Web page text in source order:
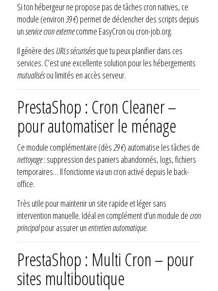
Si ton hébergeur ne propose pas de tâches cron natives, ce
module (environ39 €) permet de déclencher des scripts depuis
unservice cron externecomme EasyCron ou cron-job.org.
Il génère des URLs sécuriséesque tu peux planifier dans ces
services. C’est une excellente solution pour les hébergements
mutualisésou limités en accès serveur.
PrestaShop : Cron Cleaner –
pour automatiser le ménage
Ce module complémentaire (dès29 €) automatise les tâches de
nettoyage: suppression des paniers abandonnés, logs, fichiers
temporaires… Il fonctionne via un cron activé depuis le back-
office.
Très utile pour maintenir un site rapide et léger sans
intervention manuelle. Idéal en complément d’un module de cron
principalpour assurer un entretien automatique.
PrestaShop : Multi Cron – pour
sites multiboutique